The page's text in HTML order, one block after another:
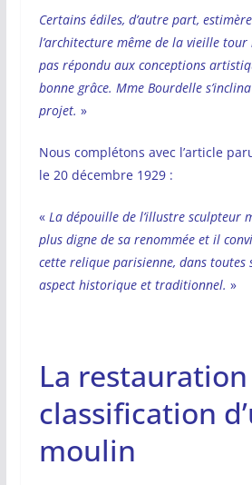
Certains édiles, d’autre part,
l’architecture même de la vieille tour
pas répondu aux conceptions
bonne grâce. Mme Bourdelle
projet. »
Nous complétons avec l’article
le 20 décembre 1929 :
« La dépouille de l’illustre sculpteur
plus digne de sa renommée et il
cette relique parisienne, dans toutes
aspect historique et traditionnel. »
La
classification
moulin